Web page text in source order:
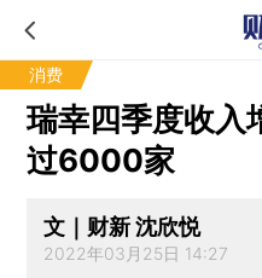
消费
瑞幸四季度收入
过6000家
文｜财新 沈欣悦
2022年03月25日 14:27